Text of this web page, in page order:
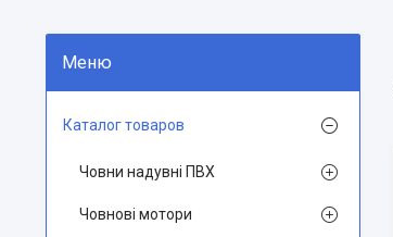
Каталог товаров
Човни надувні ПВХ
Човнові мотори